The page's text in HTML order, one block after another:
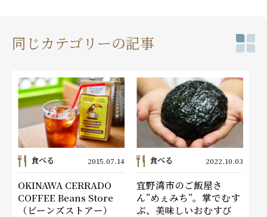
同じカテゴリーの記事
食べる 2015.07.14
OKINAWA CERRADO
COFFEE Beans Store
（ビーンズストアー）
食べる 2022.10.03
宜野湾市のご飯屋さ
ん”めぇみち”。掌でむす
ぶ、美味しいおむすび